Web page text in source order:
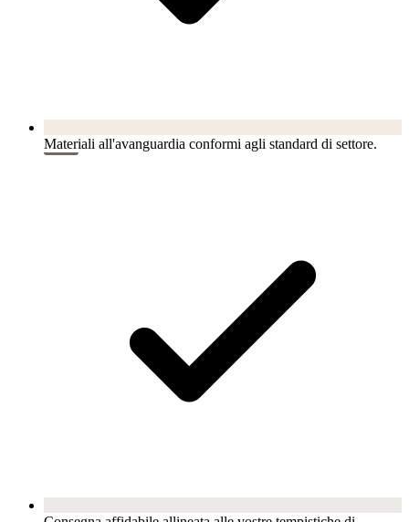
Materiali all'avanguardia conformi agli standard di settore.